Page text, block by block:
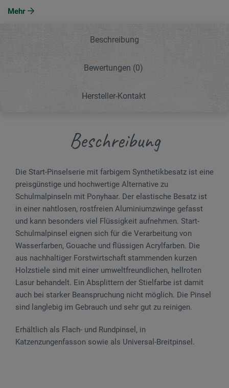
Mehr
Beschreibung
Bewertungen (0)
Hersteller-Kontakt
Beschreibung
Die Start-Pinselserie mit farbigem Synthetikbesatz ist eine
preisgünstige und hochwertige Alternative zu
Schulmalpinseln mit Ponyhaar. Der elastische Besatz ist
in einer nahtlosen, rostfreien Aluminiumzwinge gefasst
und kann besonders viel Flüssigkeit aufnehmen. Start-
Schulmalpinsel eignen sich für die Verarbeitung von
Wasserfarben, Gouache und flüssigen Acrylfarben. Die
aus nachhaltiger Forstwirtschaft stammenden kurzen
Holzstiele sind mit einer umweltfreundlichen, hellroten
Lasur behandelt. Ein Absplittern der Stielfarbe ist damit
auch bei starker Beanspruchung nicht möglich. Die Pinsel
sind langlebig im Gebrauch und sehr gut zu reinigen.
Erhältlich als Flach- und Rundpinsel, in
Katzenzungenfasson sowie als Universal-Breitpinsel.